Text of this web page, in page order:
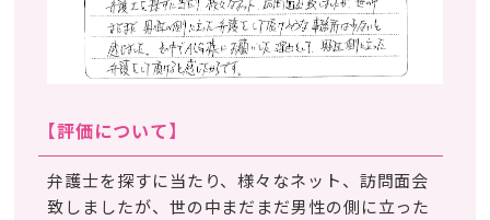
【評価について】
弁護士を探すに当たり、様々なネット、訪問面会
致しましたが、世の中まだまだ男性の側に立った